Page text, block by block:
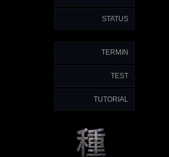
STATUS
TERMIN
TEST
TUTORIAL